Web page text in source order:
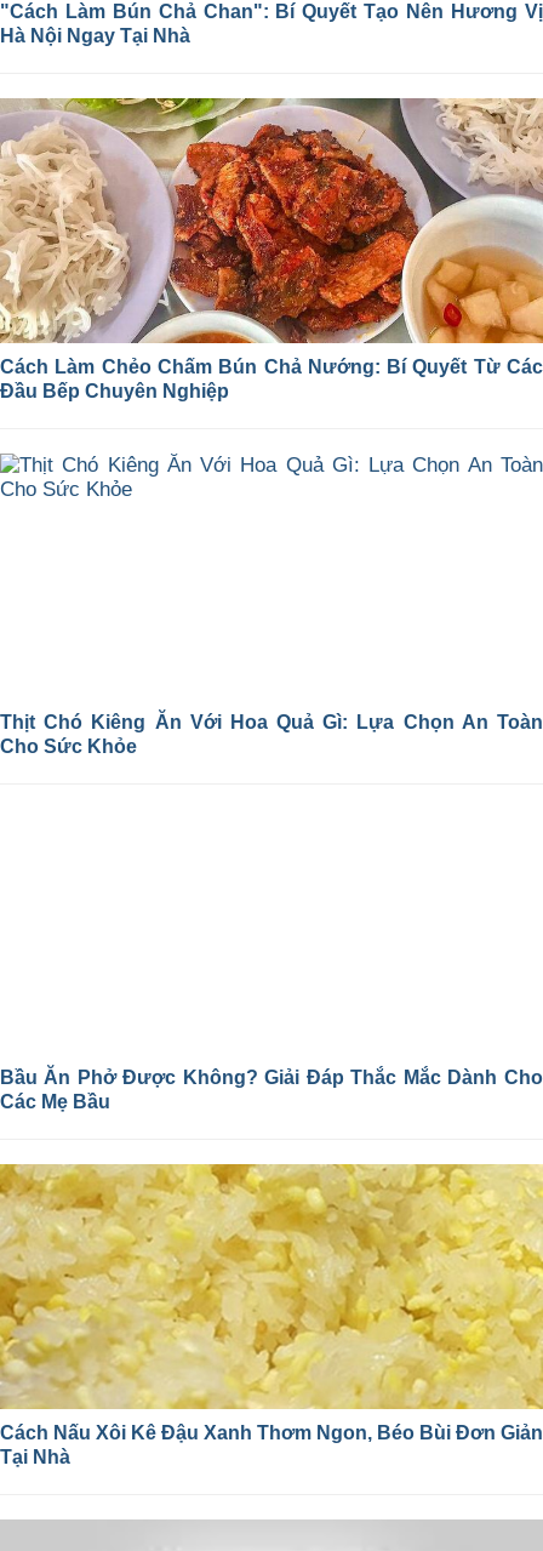
"Cách Làm Bún Chả Chan": Bí Quyết Tạo Nên Hương Vị
Hà Nội Ngay Tại Nhà
Cách Làm Chẻo Chấm Bún Chả Nướng: Bí Quyết Từ Các
Đầu Bếp Chuyên Nghiệp
Thịt Chó Kiêng Ăn Với Hoa Quả Gì: Lựa Chọn An Toàn
Cho Sức Khỏe
Bầu Ăn Phở Được Không? Giải Đáp Thắc Mắc Dành Cho
Các Mẹ Bầu
Cách Nấu Xôi Kê Đậu Xanh Thơm Ngon, Béo Bùi Đơn Giản
Tại Nhà